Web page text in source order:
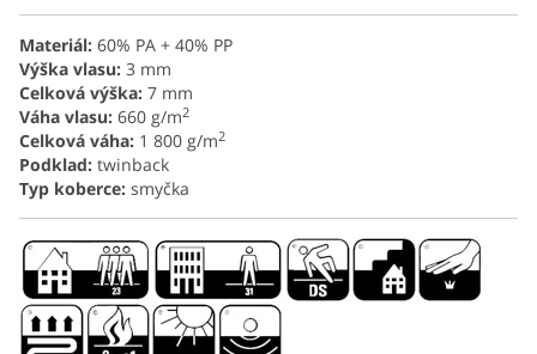
Materiál: 60% PA + 40% PP
Výška vlasu: 3 mm
Celková výška: 7 mm
Váha vlasu: 660 g/m2
Celková váha: 1 800 g/m2
Podklad: twinback
Typ koberce: smyčka